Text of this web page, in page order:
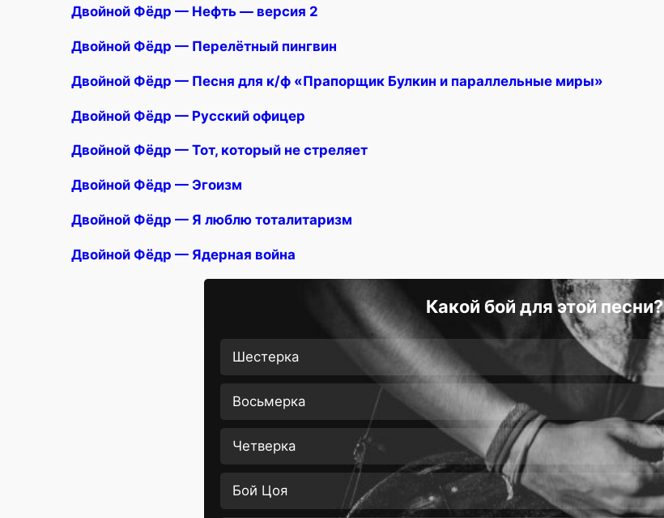
Двойной Фёдр — Нефть — версия 2
Двойной Фёдр — Перелётный пингвин
Двойной Фёдр — Песня для к/ф «Прапорщик Булкин и параллельные миры»
Двойной Фёдр — Русский офицер
Двойной Фёдр — Тот, который не стреляет
Двойной Фёдр — Эгоизм
Двойной Фёдр — Я люблю тоталитаризм
Двойной Фёдр — Ядерная война
Какой бой для этой песни?
Шестерка
Восьмерка
Четверка
Бой Цоя